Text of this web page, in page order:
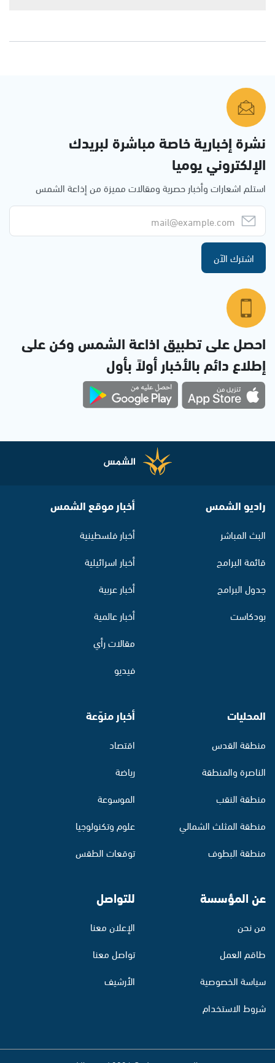
نشرة إخبارية خاصة مباشرة لبريدك
الإلكتروني يوميا
استلم اشعارات وأخبار حصرية ومقالات مميزة من إذاعة الشمس
اشترك الآن
احصل على تطبيق اذاعة الشمس وكن على
إطلاع دائم بالأخبار أولاً بأول
راديو الشمس
البث المباشر
قائمة البرامج
جدول البرامج
بودكاست
أخبار موقع الشمس
أخبار فلسطينية
أخبار اسرائيلية
أخبار عربية
أخبار عالمية
مقالات رأي
فيديو
المحليات
منطقة القدس
الناصرة والمنطقة
منطقة النقب
منطقة المثلث الشمالي
منطقة البطوف
أخبار منوّعة
اقتصاد
رياضة
الموسوعة
علوم وتكنولوجيا
توقعات الطقس
عن المؤسسة
من نحن
طاقم العمل
سياسة الخصوصية
شروط الاستخدام
للتواصل
الإعلان معنا
تواصل معنا
الأرشيف